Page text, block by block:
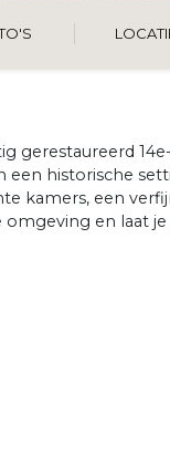
gerestaureerd
een historische
kamers, een
en laat